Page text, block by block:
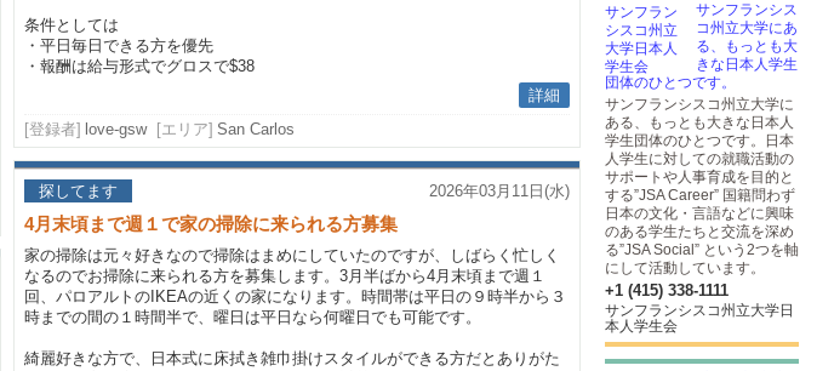
条件としては
・平日毎日できる方を優先
・報酬は給与形式でグロスで$38
詳細
[登録者] love-gsw [エリア] San Carlos
探してます 2026年03月11日(水)
4月末頃まで週１で家の掃除に来られる方募集
家の掃除は元々好きなので掃除はまめにしていたのですが、しばらく忙しく
なるのでお掃除に来られる方を募集します。3月半ばから4月末頃まで週１
回、パロアルトのIKEAの近くの家になります。時間帯は平日の９時半から３
時までの間の１時間半で、曜日は平日なら何曜日でも可能です。
綺麗好きな方で、日本式に床拭き雑巾掛けスタイルができる方だとありがた
サンフランシス
コ州立大学にあ
る、もっとも大
きな日本人学生
団体のひとつです。
サンフランシスコ州立大学に
ある、もっとも大きな日本人
学生団体のひとつです。日本
人学生に対しての就職活動の
サポートや人事育成を目的と
する”JSA Career” 国籍問わず
日本の文化・言語などに興味
のある学生たちと交流を深め
る”JSA Social” という2つを軸
にして活動しています。
+1 (415) 338-1111
サンフランシスコ州立大学日
本人学生会